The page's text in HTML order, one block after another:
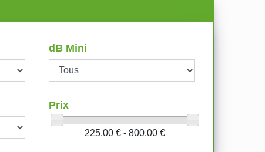
dB Mini
Prix
225,00 € - 800,00 €